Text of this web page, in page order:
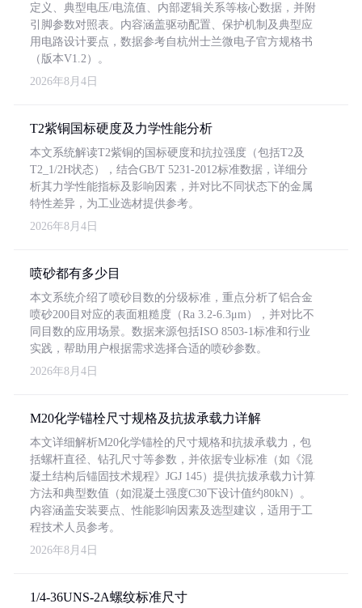
定义、典型电压/电流值、内部逻辑关系等核心数据，并附
引脚参数对照表。内容涵盖驱动配置、保护机制及典型应
用电路设计要点，数据参考自杭州士兰微电子官方规格书
（版本V1.2）。
2026年8月4日
T2紫铜国标硬度及力学性能分析
本文系统解读T2紫铜的国标硬度和抗拉强度（包括T2及
T2_1/2H状态），结合GB/T 5231-2012标准数据，详细分
析其力学性能指标及影响因素，并对比不同状态下的金属
特性差异，为工业选材提供参考。
2026年8月4日
喷砂都有多少目
本文系统介绍了喷砂目数的分级标准，重点分析了铝合金
喷砂200目对应的表面粗糙度（Ra 3.2-6.3μm），并对比不
同目数的应用场景。数据来源包括ISO 8503-1标准和行业
实践，帮助用户根据需求选择合适的喷砂参数。
2026年8月4日
M20化学锚栓尺寸规格及抗拔承载力详解
本文详细解析M20化学锚栓的尺寸规格和抗拔承载力，包
括螺杆直径、钻孔尺寸等参数，并依据专业标准（如《混
凝土结构后锚固技术规程》JGJ 145）提供抗拔承载力计算
方法和典型数值（如混凝土强度C30下设计值约80kN）。
内容涵盖安装要点、性能影响因素及选型建议，适用于工
程技术人员参考。
2026年8月4日
1/4-36UNS-2A螺纹标准尺寸